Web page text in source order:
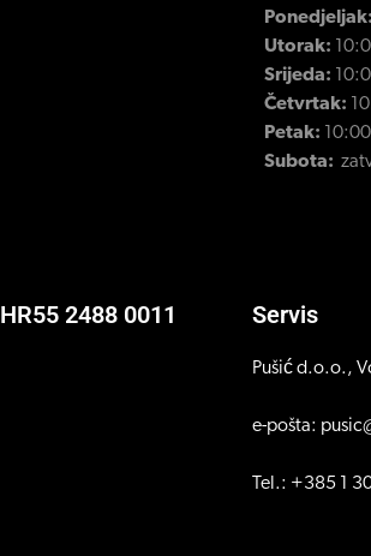
Ponedjeljak:
Utorak:
Srijeda:
Četvrtak:
Petak:
Subota:
2488 0011
Servis
Pušić d.o.o.,
e-pošta:
Tel.: +385 1